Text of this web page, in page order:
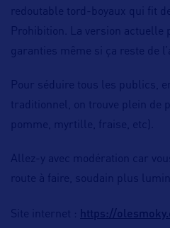
redoutable tord-boyaux qui fit
Prohibition. La version actuelle
garanties même si ça reste de
Pour séduire tous les publics,
traditionnel, on trouve plein de
pomme, myrtille, fraise, etc).
Allez-y avec modération car
route à faire, soudain plus
Site internet : https://